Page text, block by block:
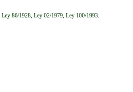
86/1928, Ley 02/1979, Ley 100/1993.